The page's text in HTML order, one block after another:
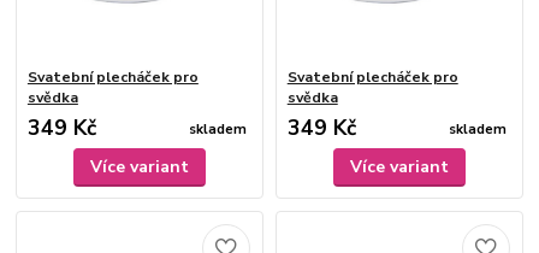
Svatební plecháček pro
svědka
349 Kč skladem
Více variant
Svatební plecháček pro
svědka
349 Kč skladem
Více variant